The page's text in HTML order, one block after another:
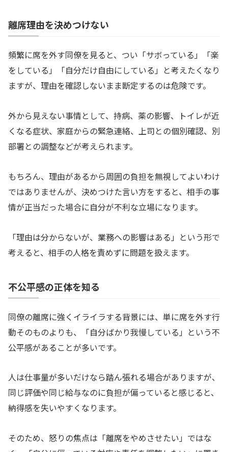
離席理由を決めつけない
頻繁に席を外す同僚を見ると、つい「サボっている」「楽
をしている」「自分だけ自由にしている」と考えたくなり
ますが、理由を確認しないまま断定するのは危険です。
外から見えない事情として、持病、薬の影響、トイレが近
くなる症状、家庭からの緊急連絡、上司との個別確認、別
部署との調整などが考えられます。
もちろん、理由があるから周囲の負担を無視してよいわけ
ではありませんが、決めつけた言い方をすると、相手の事
情が正当だった場合に自分が不利な立場になります。
「理由は分からないが、業務への影響はある」という形で
考えると、相手の人格を責めずに問題を扱えます。
不公平感の正体を知る
同僚の離席に強くイライラする背景には、単に席を外す行
動そのものよりも、「自分ばかり我慢している」という不
公平感があることが多いです。
人は仕事量が多いだけなら踏ん張れる場合がありますが、
同じ評価や同じ給与なのに負担が偏っていると感じると、
納得感を失いやすくなります。
そのため、怒りの焦点は「離席をやめさせたい」ではな